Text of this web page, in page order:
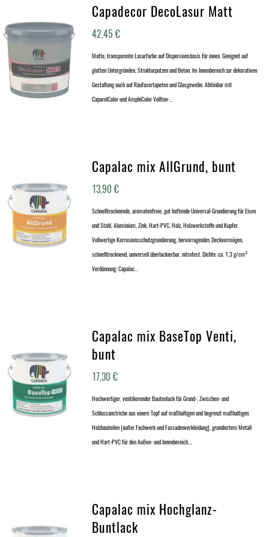
Capadecor DecoLasur Matt
42,45€
Matte, transparente Lasurfarbe auf Dispersionsbasis für innen. Geeignet auf
glatten Untergründen, Strukturputzen und Beton. Im Innenbereich zur dekorativen
Gestaltung auch auf Raufasertapeten und Glasgewebe. Abtönbar mit
CaparolColor und AmphiColor Vollton-…
Capalac mix AllGrund, bunt
13,90€
Schnelltrocknende, aromatenfreie, gut haftende Universal-Grundierung für Eisen
und Stahl, Aluminium, Zink, Hart-PVC, Holz, Holzwerkstoffe und Kupfer.
Vollwertige Korrosionsschutzgrundierung, hervorragendes Deckvermögen,
schnelltrocknend, universell überlackierbar, nitrofest. Dichte: ca. 1,3 g/cm³
Verdünnung: Capalac…
Capalac mix BaseTop Venti,
bunt
17,30€
Hochwertiger, ventilierender Bautenlack für Grund-, Zwischen- und
Schlussanstriche aus einem Topf auf maßhaltigen und begrenzt maßhaltigen
Holzbauteilen (außer Fachwerk und Fassadenverkleidung), grundiertem Metall
und Hart-PVC für den Außen- und Innenbereich.…
Capalac mix Hochglanz-
Buntlack